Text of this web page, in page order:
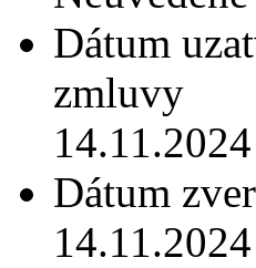
Dátum
zmluvy
14.11.2024
Dátum
14.11.2024